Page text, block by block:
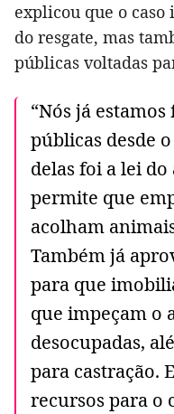
explicou que o
do resgate, mas
públicas voltadas
“Nós já
públicas desde
delas foi a lei
permite que
acolham
Também já
para que
que impeçam o
desocupadas,
para castração.
recursos para o